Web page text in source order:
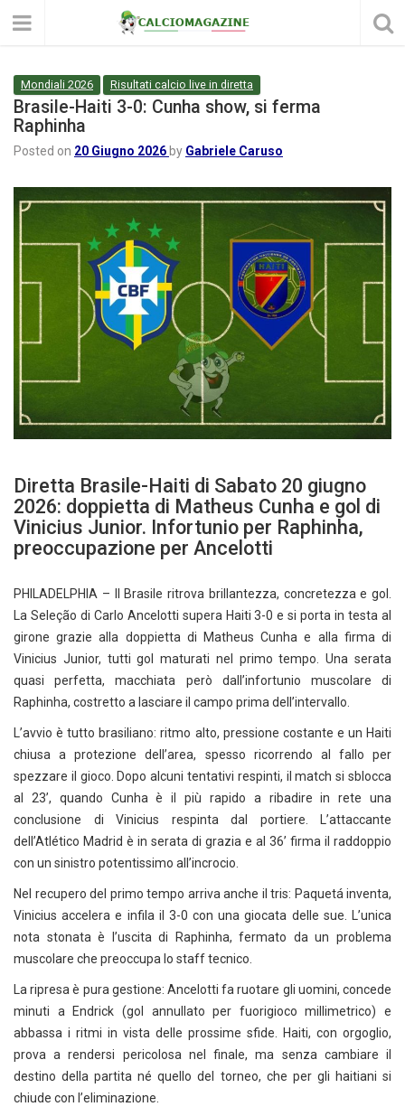
Mondiali 2026 Risultati calcio live in diretta
Brasile-Haiti 3-0: Cunha show, si ferma
Raphinha
Posted on 20 Giugno 2026 by Gabriele Caruso
Diretta Brasile-Haiti di Sabato 20 giugno
2026: doppietta di Matheus Cunha e gol di
Vinicius Junior. Infortunio per Raphinha,
preoccupazione per Ancelotti
PHILADELPHIA – Il Brasile ritrova brillantezza, concretezza e gol.
La Seleção di Carlo Ancelotti supera Haiti 3-0 e si porta in testa al
girone grazie alla doppietta di Matheus Cunha e alla firma di
Vinicius Junior, tutti gol maturati nel primo tempo. Una serata
quasi perfetta, macchiata però dall’infortunio muscolare di
Raphinha, costretto a lasciare il campo prima dell’intervallo.
L’avvio è tutto brasiliano: ritmo alto, pressione costante e un Haiti
chiusa a protezione dell’area, spesso ricorrendo al fallo per
spezzare il gioco. Dopo alcuni tentativi respinti, il match si sblocca
al 23’, quando Cunha è il più rapido a ribadire in rete una
conclusione di Vinicius respinta dal portiere. L’attaccante
dell’Atlético Madrid è in serata di grazia e al 36’ firma il raddoppio
con un sinistro potentissimo all’incrocio.
Nel recupero del primo tempo arriva anche il tris: Paquetá inventa,
Vinicius accelera e infila il 3-0 con una giocata delle sue. L’unica
nota stonata è l’uscita di Raphinha, fermato da un problema
muscolare che preoccupa lo staff tecnico.
La ripresa è pura gestione: Ancelotti fa ruotare gli uomini, concede
minuti a Endrick (gol annullato per fuorigioco millimetrico) e
abbassa i ritmi in vista delle prossime sfide. Haiti, con orgoglio,
prova a rendersi pericolosa nel finale, ma senza cambiare il
destino della partita né quello del torneo, che per gli haitiani si
chiude con l’eliminazione.